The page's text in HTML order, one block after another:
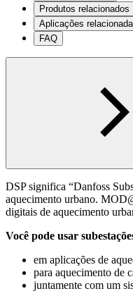
Produtos relacionados
Aplicações
FAQ
DSP significa “Danfoss
aquecimento urbano.
digitais de aquecimento
Você pode usar
em aplicações de
para aquecimento de
juntamente com um